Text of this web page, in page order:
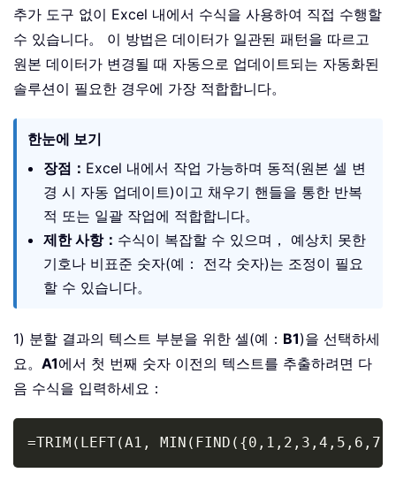
추가 도구 없이 Excel 내에서 수식을 사용하여 직접 수행할
수 있습니다。 이 방법은 데이터가 일관된 패턴을 따르고
원본 데이터가 변경될 때 자동으로 업데이트되는 자동화된
솔루션이 필요한 경우에 가장 적합합니다。
한눈에 보기
장점： Excel 내에서 작업 가능하며 동적(원본 셀 변
경 시 자동 업데이트)이고 채우기 핸들을 통한 반복
적 또는 일괄 작업에 적합합니다。
제한 사항： 수식이 복잡할 수 있으며， 예상치 못한
기호나 비표준 숫자(예： 전각 숫자)는 조정이 필요
할 수 있습니다。
1) 분할 결과의 텍스트 부분을 위한 셀(예： B1)을 선택하세
요。 A1에서 첫 번째 숫자 이전의 텍스트를 추출하려면 다
음 수식을 입력하세요：
=TRIM(LEFT(A1, Copy